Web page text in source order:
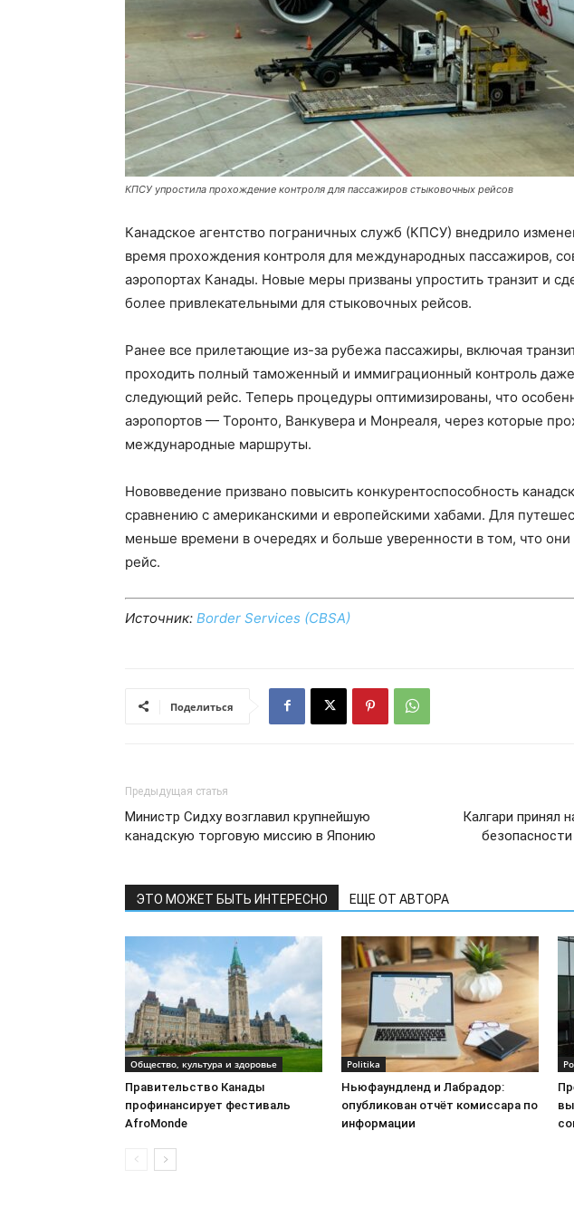
КПСУ упростила прохождение контроля для пассажиров стыковочных рейсов
Канадское агентство пограничных служб (КПСУ) внедрило
время прохождения контроля для международных пассажиров,
аэропортах Канады. Новые меры призваны упростить транзит и
более привлекательными для стыковочных рейсов.
Ранее все прилетающие из-за рубежа пассажиры, включая
проходить полный таможенный и иммиграционный контроль
следующий рейс. Теперь процедуры оптимизированы, что
аэропортов — Торонто, Ванкувера и Монреаля, через которые
международные маршруты.
Нововведение призвано повысить конкурентоспособность
сравнению с американскими и европейскими хабами. Для
меньше времени в очередях и больше уверенности в том, что
рейс.
Источник: Border Services (CBSA)
Поделиться
Предыдущая статья
Министр Сидху возглавил крупнейшую
канадскую торговую миссию в Японию
Калгари принял
ЭТО МОЖЕТ БЫТЬ ИНТЕРЕСНО ЕЩЕ ОТ АВТОРА
Общество, культура и здоровье
Правительство Канады
профинансирует фестиваль
AfroMonde
Politika
Ньюфаундленд и Лабрадор:
опубликован отчёт комиссара по
информации